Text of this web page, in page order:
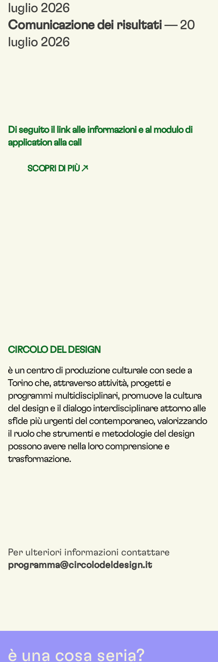
luglio 2026
Comunicazione dei risultati — 20
luglio 2026
Di seguito il link alle informazioni e al modulo di
application alla call
SCOPRI DI PIÙ ↗
CIRCOLO DEL DESIGN
è un centro di produzione culturale con sede a
Torino che, attraverso attività, progetti e
programmi multidisciplinari, promuove la cultura
del design e il dialogo interdisciplinare attorno alle
sfide più urgenti del contemporaneo, valorizzando
il ruolo che strumenti e metodologie del design
possono avere nella loro comprensione e
trasformazione.
Per ulteriori informazioni contattare
programma@circolodeldesign.it
è una cosa seria?